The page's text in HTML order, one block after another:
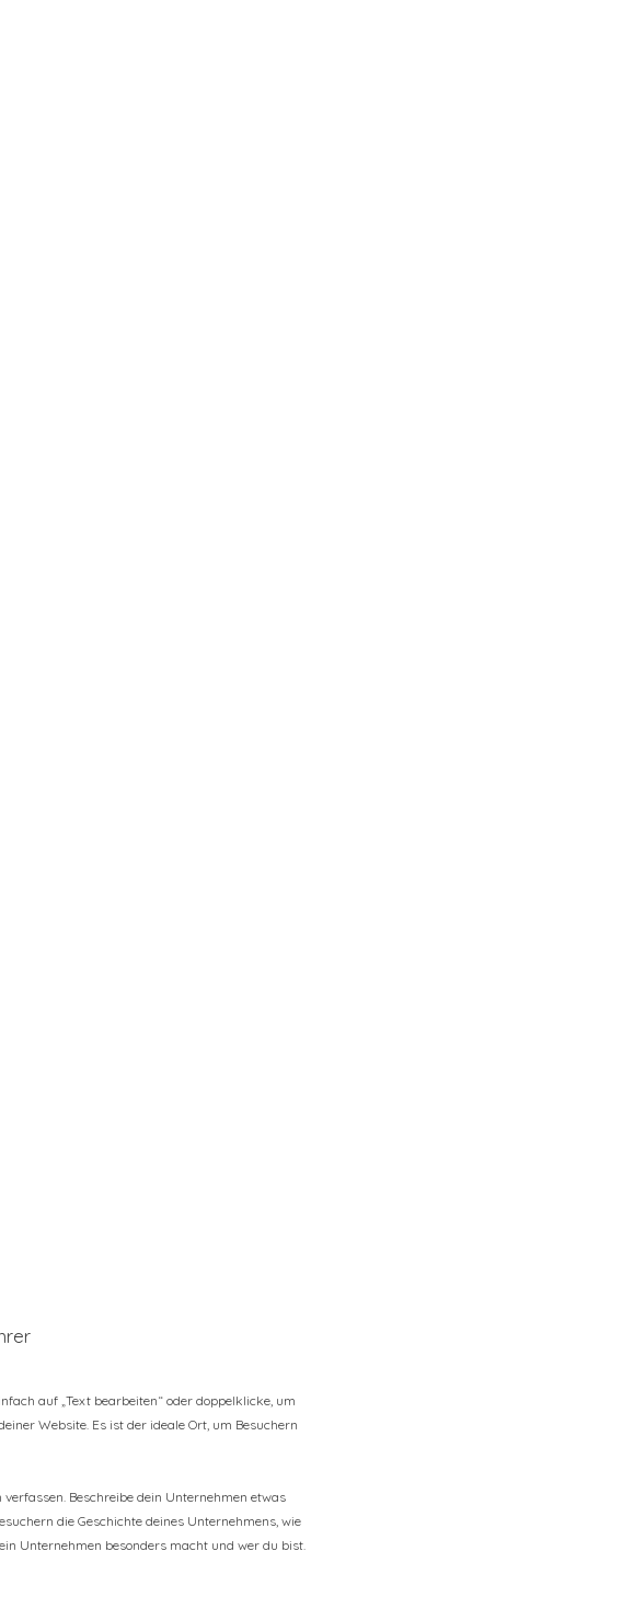
auf „Text bearbeiten“ oder doppelklicke, um
Website. Es ist der ideale Ort, um Besuchern
Beschreibe dein Unternehmen etwas
die Geschichte deines Unternehmens, wie
Unternehmen besonders macht und wer du bist.